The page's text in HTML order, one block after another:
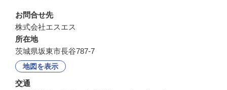
お問合せ先
株式会社エスエス
所在地
茨城県坂東市長谷787-7
地図を表示
交通